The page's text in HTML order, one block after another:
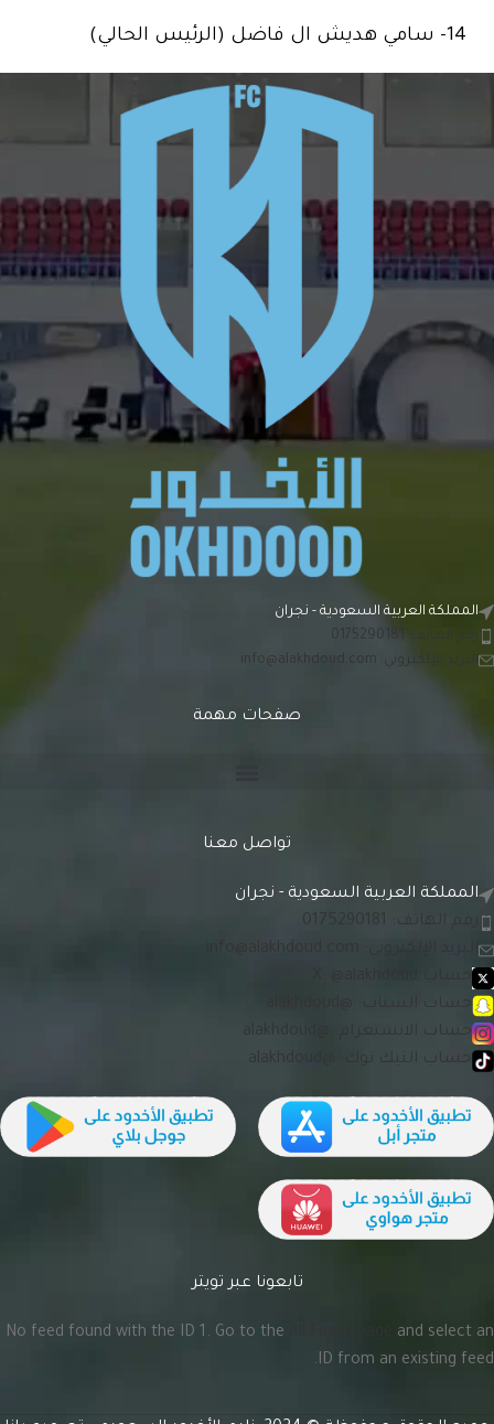
14- سامي هديش ال فاضل (الرئيس الحالي)
المملكة العربية السعودية - نجران
رقم الهاتف: 0175290181
info@alakhdoud.com
صفحات مهمة
تواصل معنا
المملكة العربية السعودية - نجران
info@alakhdoud.com
حساب التيك توك: @alakhdoud
تابعونا عبر تويتر
No feed found with the ID 1. Go to the
and select an
ID from an existing feed.